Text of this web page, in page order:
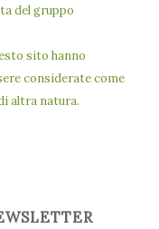
del gruppo
sito hanno
considerate come
altra natura.